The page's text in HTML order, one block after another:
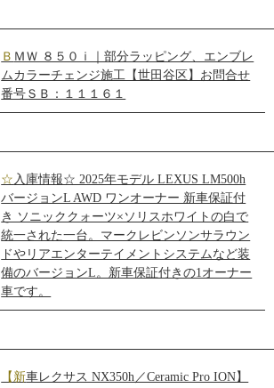
ＢＭＷ ８５０ｉ｜部分ラッピング、エンブレ
ムカラーチェンジ施工【世田谷区】お問合せ
番号ＳＢ：１１１６１
☆入庫情報☆ 2025年モデル LEXUS LM500h
バージョンL AWD ワンオーナー 新車保証付
き ソニッククォーツ×ソリスホワイトの白で
統一された一台。マークレビンソンサラウン
ドやリアエンターテイメントシステムなど装
備のバージョンL。新車保証付きの1オーナー
車です。
【新車レクサス NX350h／Ceramic Pro ION】